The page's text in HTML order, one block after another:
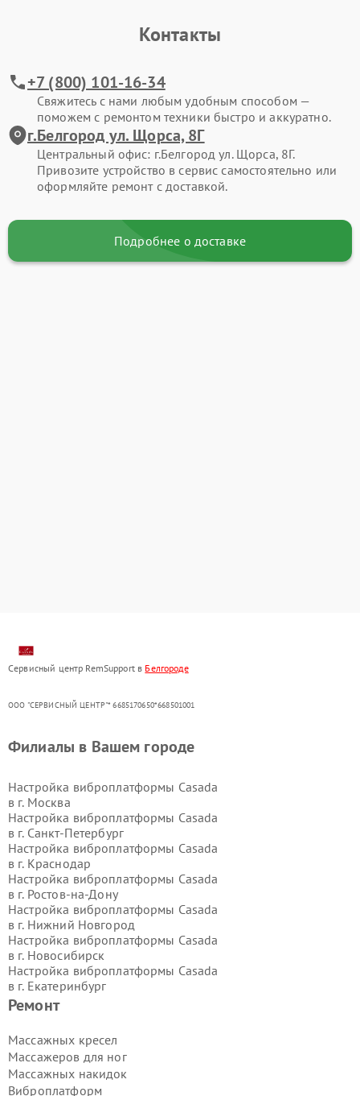
Контакты
+7 (800) 101-16-34
Свяжитесь с нами любым удобным способом —
поможем с ремонтом техники быстро и аккуратно.
г.Белгород ул. Щорса, 8Г
Центральный офис: г.Белгород ул. Щорса, 8Г.
Привозите устройство в сервис самостоятельно или
оформляйте ремонт с доставкой.
Подробнее о доставке
Сервисный центр RemSupport в Белгороде
ООО "СЕРВИСНЫЙ ЦЕНТР"* 6685170650*668501001
Ремонт
Массажных кресел
Массажеров для ног
Массажных накидок
Виброплатформ
Филиалы в Вашем городе
Настройка виброплатформы Casada
в г. Москва
Настройка виброплатформы Casada
в г. Санкт-Петербург
Настройка виброплатформы Casada
в г. Краснодар
Настройка виброплатформы Casada
в г. Ростов-на-Дону
Настройка виброплатформы Casada
в г. Нижний Новгород
Настройка виброплатформы Casada
в г. Новосибирск
Настройка виброплатформы Casada
в г. Екатеринбург
Настройка виброплатформы Casada
Настройка виброплатформы Casada
в г.Воронеж
Настройка виброплатформы Casada
в г.Волгоград
Настройка виброплатформы Casada